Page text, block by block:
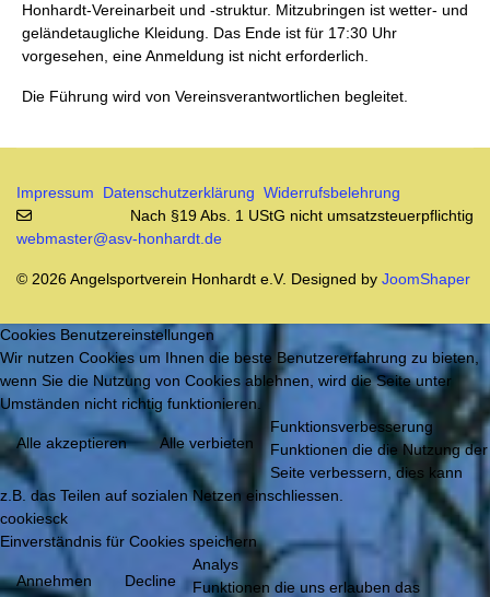
Honhardt-Vereinarbeit und -struktur. Mitzubringen ist wetter- und
geländetaugliche Kleidung. Das Ende ist für 17:30 Uhr
vorgesehen, eine Anmeldung ist nicht erforderlich.
Die Führung wird von Vereinsverantwortlichen begleitet.
Impressum Datenschutzerklärung Widerrufsbelehrung
Nach §19 Abs. 1 UStG nicht umsatzsteuerpflichtig
webmaster@asv-honhardt.de
© 2026 Angelsportverein Honhardt e.V. Designed by JoomShaper
Cookies Benutzereinstellungen
Wir nutzen Cookies um Ihnen die beste Benutzererfahrung zu bieten,
wenn Sie die Nutzung von Cookies ablehnen, wird die Seite unter
Umständen nicht richtig funktionieren.
Alle akzeptieren Alle verbieten
Funktionsverbesserung
Funktionen die die Nutzung der
Seite verbessern, dies kann
z.B. das Teilen auf sozialen Netzen einschliessen.
cookiesck
Einverständnis für Cookies speichern
Annehmen Decline
Analys
Funktionen die uns erlauben das